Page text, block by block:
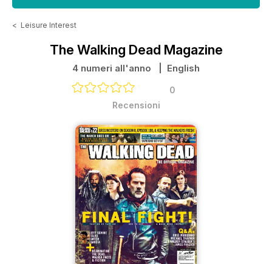
< Leisure Interest
The Walking Dead Magazine
4 numeri all'anno | English
0
Recensioni